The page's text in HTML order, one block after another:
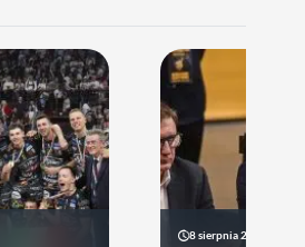
8 sierpnia 2026 19:22